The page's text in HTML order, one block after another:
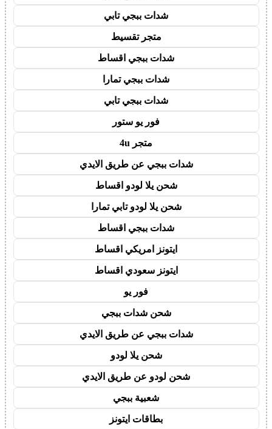
شدات ببجي تابي
متجر تقسيط
شدات ببجي اقساط
شدات ببجي تمارا
شدات ببجي تابي
فور يو ستور
متجر 4u
شدات ببجي عن طريق الايدي
شحن يلا لودو اقساط
شحن يلا لودو تابي تمارا
شدات ببجي اقساط
ايتونز امريكي اقساط
ايتونز سعودي اقساط
فور يو
شحن شدات ببجي
شدات ببجي عن طريق الايدي
شحن يلا لودو
شحن لودو عن طريق الايدي
شعبية ببجي
بطاقات ايتونز